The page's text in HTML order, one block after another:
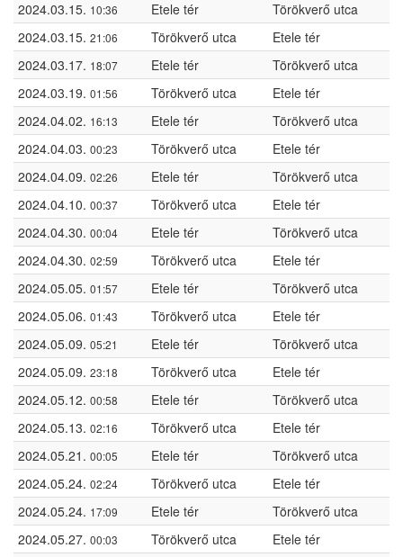
2024.03.15. 10:36 Etele tér
Törökverő utca
2024.03.15. 21:06 Törökverő utca
Etele tér
2024.03.17. 18:07 Etele tér
Törökverő utca
2024.03.19. 01:56 Törökverő utca
Etele tér
2024.04.02. 16:13 Etele tér
Törökverő utca
2024.04.03. 00:23 Törökverő utca
Etele tér
2024.04.09. 02:26 Etele tér
Törökverő utca
2024.04.10. 00:37 Törökverő utca
Etele tér
2024.04.30. 00:04 Etele tér
Törökverő utca
2024.04.30. 02:59 Törökverő utca
Etele tér
2024.05.05. 01:57 Etele tér
Törökverő utca
2024.05.06. 01:43 Törökverő utca
Etele tér
2024.05.09. 05:21 Etele tér
Törökverő utca
2024.05.09. 23:18 Törökverő utca
Etele tér
2024.05.12. 00:58 Etele tér
Törökverő utca
2024.05.13. 02:16 Törökverő utca
Etele tér
2024.05.21. 00:05 Etele tér
Törökverő utca
2024.05.24. 02:24 Törökverő utca
Etele tér
2024.05.24. 17:09 Etele tér
Törökverő utca
2024.05.27. 00:03 Törökverő utca
Etele tér